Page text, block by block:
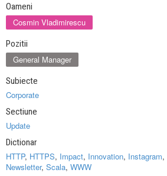
Oameni
Cosmin Vladimirescu
Pozitii
General Manager
Subiecte
Corporate
Sectiune
Update
Dictionar
HTTP, HTTPS, Impact, Innovation, Instagram,
Newsletter, Scala, WWW